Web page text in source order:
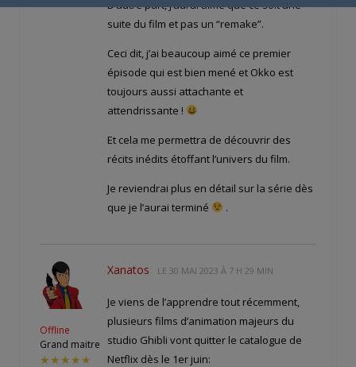
D’autre part, j’aurai aimé que ce soit une
suite du film et pas un “remake”.
Ceci dit, j’ai beaucoup aimé ce premier
épisode qui est bien mené et Okko est
toujours aussi attachante et
attendrissante !
Et cela me permettra de découvrir des
récits inédits étoffant l’univers du film.
Je reviendrai plus en détail sur la série dès
que je l’aurai terminé
.
Offline
Grand maitre
★★★★★
Xanatos LE 30 MAI 2023 À 7 H 29 MIN
Je viens de l’apprendre tout récemment,
plusieurs films d’animation majeurs du
studio Ghibli vont quitter le catalogue de
Netflix dès le 1er juin: